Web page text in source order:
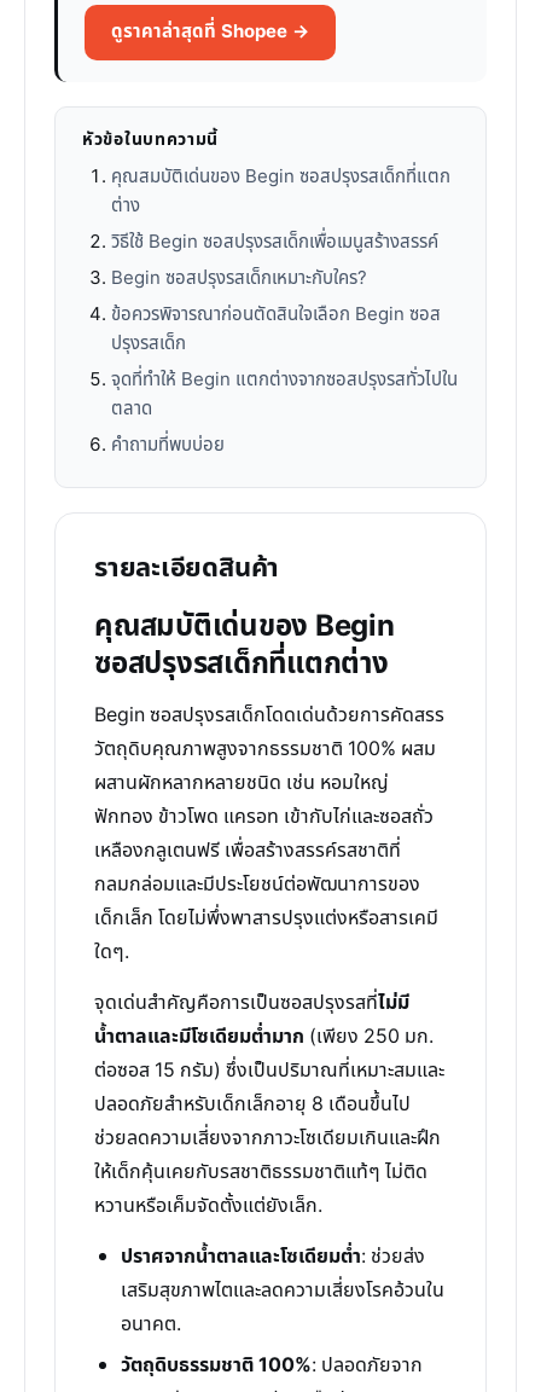
ดูราคาล่าสุดที่ Shopee →
หัวข้อในบทความนี้
คุณสมบัติเด่นของ Begin ซอสปรุงรสเด็กที่แตก
ต่าง
วิธีใช้ Begin ซอสปรุงรสเด็กเพื่อเมนูสร้างสรรค์
Begin ซอสปรุงรสเด็กเหมาะกับใคร?
ข้อควรพิจารณาก่อนตัดสินใจเลือก Begin ซอส
ปรุงรสเด็ก
จุดที่ทำให้ Begin แตกต่างจากซอสปรุงรสทั่วไปใน
ตลาด
คำถามที่พบบ่อย
รายละเอียดสินค้า
คุณสมบัติเด่นของ Begin
ซอสปรุงรสเด็กที่แตกต่าง
Begin ซอสปรุงรสเด็กโดดเด่นด้วยการคัดสรร
วัตถุดิบคุณภาพสูงจากธรรมชาติ 100% ผสม
ผสานผักหลากหลายชนิด เช่น หอมใหญ่
ฟักทอง ข้าวโพด แครอท เข้ากับไก่และซอสถั่ว
เหลืองกลูเตนฟรี เพื่อสร้างสรรค์รสชาติที่
กลมกล่อมและมีประโยชน์ต่อพัฒนาการของ
เด็กเล็ก โดยไม่พึ่งพาสารปรุงแต่งหรือสารเคมี
ใดๆ.
จุดเด่นสำคัญคือการเป็นซอสปรุงรสที่ไม่มี
น้ำตาลและมีโซเดียมต่ำมาก (เพียง 250 มก.
ต่อซอส 15 กรัม) ซึ่งเป็นปริมาณที่เหมาะสมและ
ปลอดภัยสำหรับเด็กเล็กอายุ 8 เดือนขึ้นไป
ช่วยลดความเสี่ยงจากภาวะโซเดียมเกินและฝึก
ให้เด็กคุ้นเคยกับรสชาติธรรมชาติแท้ๆ ไม่ติด
หวานหรือเค็มจัดตั้งแต่ยังเล็ก.
ปราศจากน้ำตาลและโซเดียมต่ำ: ช่วยส่ง
เสริมสุขภาพไตและลดความเสี่ยงโรคอ้วนใน
อนาคต.
วัตถุดิบธรรมชาติ 100%: ปลอดภัยจาก